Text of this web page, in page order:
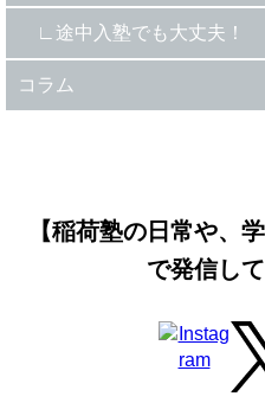
途中入塾でも大丈夫！
コラム
【稲荷塾の日常や、
で発信し